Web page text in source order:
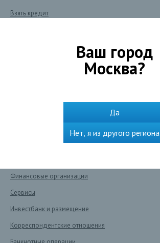
Взять кредит
Сохранить и преумножить
Финансовые организации
Сервисы
Инвестбанк и размещение
Корреспондентские отношения
Ваш город
Москва?
Да
Нет, я из другого региона